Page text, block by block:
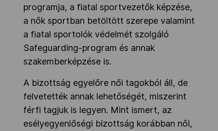
programja, a fiatal sportvezetők képzése,
a nők sportban betöltött szerepe valamint
a fiatal sportolók védelmét szolgáló
Safeguarding-program és annak
szakemberképzése is.
A bizottság egyelőre női tagokból áll, de
felvetették annak lehetőségét, miszerint
férfi tagjuk is legyen. Mint ismert, az
esélyegyenlőségi bizottság korábban női,